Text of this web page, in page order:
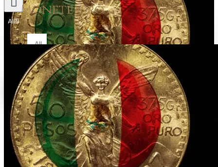
All
All
All Products
Gold Coin
Lingotti in Oro
Your shopping cart is empty!
Monete Oro